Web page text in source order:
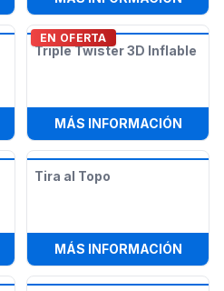
JUEGO DE BASEBALL BATTERS UP
EN OFERTA
Triple Twister 3D Inflable
MÁS INFORMACIÓN:
RING DE BOXEO CON GUANTES
Tira al Topo
MÁS INFORMACIÓN: